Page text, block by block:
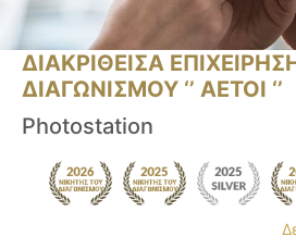
ΔΙΑΚΡΙΘΕΙΣΑ
ΔΙΑΓΩΝΙΣΜΟΥ ‘’ ΑΕΤΟΙ ‘’
Photostation